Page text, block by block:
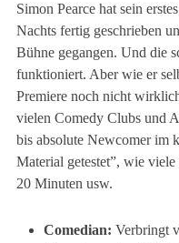
Simon Pearce hat sein
Nachts fertig geschrieben
Bühne gegangen. Und die
funktioniert. Aber wie er
Premiere noch nicht
vielen Comedy Clubs und
bis absolute Newcomer im
Material getestet”, wie
20 Minuten usw.
Comedian: Verbringt